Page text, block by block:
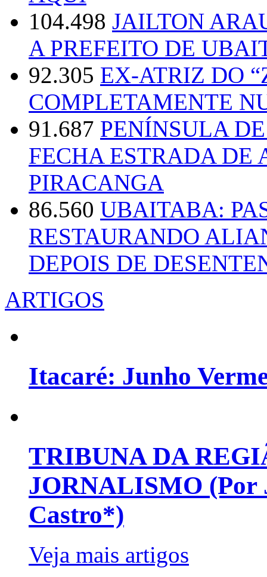
104.498 JAILTON
A PREFEITO DE
92.305 EX-ATRIZ DO
COMPLETAMENTE
91.687 PENÍNSULA
FECHA ESTRADA DE
PIRACANGA
86.560 UBAITABA:
RESTAURANDO
DEPOIS DE
ARTIGOS
Itacaré: Junho
TRIBUNA DA
JORNALISMO (Por
Castro*)
Veja mais artigos